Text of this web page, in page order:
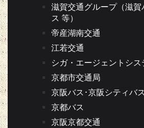
滋賀交通グループ（滋
ス 等）
帝産湖南交通
江若交通
シガ・エージェントシス
京都市交通局
京阪バス･京阪シティバス
京都バス
京阪京都交通